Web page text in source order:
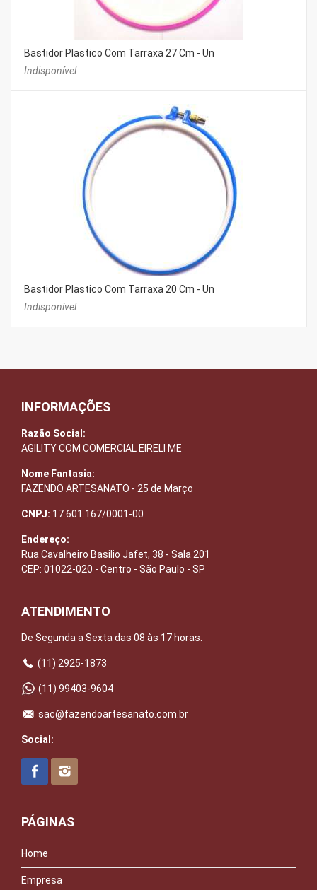
Bastidor Plastico Com Tarraxa 27 Cm - Un
Indisponível
Bastidor Plastico Com Tarraxa 20 Cm - Un
Indisponível
INFORMAÇÕES
Razão Social:
AGILITY COM COMERCIAL EIRELI ME
Nome Fantasia:
FAZENDO ARTESANATO - 25 de Março
CNPJ: 17.601.167/0001-00
Endereço:
Rua Cavalheiro Basilio Jafet, 38 - Sala 201
CEP: 01022-020 - Centro - São Paulo - SP
ATENDIMENTO
De Segunda a Sexta das 08 às 17 horas.
(11) 2925-1873
(11) 99403-9604
sac@fazendoartesanato.com.br
Social:
PÁGINAS
Home
Empresa